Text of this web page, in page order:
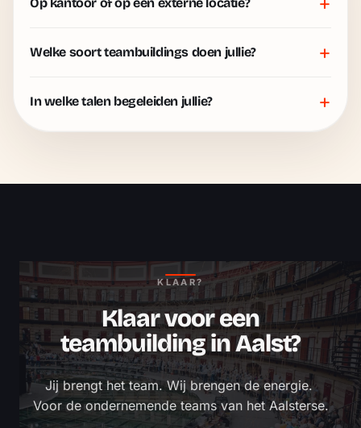
Welke soort teambuildings doen jullie? +
In welke talen begeleiden jullie? +
KLAAR?
Klaar voor een
teambuilding in Aalst?
Jij brengt het team. Wij brengen de energie.
Voor de ondernemende teams van het Aalsterse.